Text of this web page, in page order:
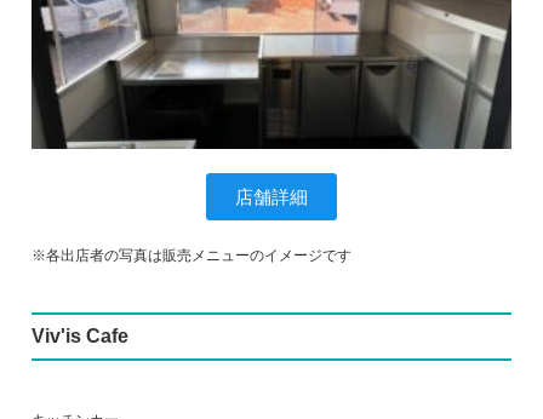
店舗詳細
※各出店者の写真は販売メニューのイメージです
Viv'is Cafe